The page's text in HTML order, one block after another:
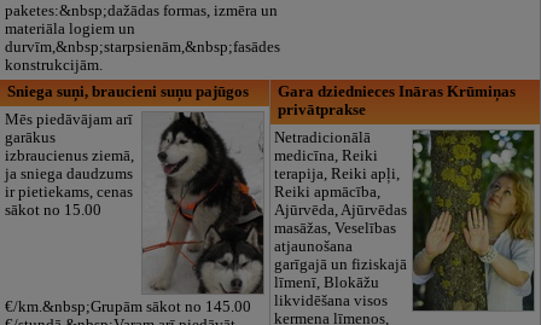
paketes:&nbsp;dažādas formas, izmēra un
materiāla logiem un
durvīm,&nbsp;starpsienām,&nbsp;fasādes
konstrukcijām.
Sniega suņi, braucieni suņu pajūgos
Mēs piedāvājam arī
garākus
izbraucienus ziemā,
ja sniega daudzums
ir pietiekams, cenas
sākot no 15.00
€/km.&nbsp;Grupām sākot no 145.00
Gara dziednieces Ināras Krūmiņas
privātprakse
Netradicionālā
medicīna, Reiki
terapija, Reiki apļi,
Reiki apmācība,
Ajūrvēda, Ajūrvēdas
masāžas, Veselības
atjaunošana
garīgajā un fiziskajā
līmenī, Blokāžu
likvidēšana visos
ķermeņa līmeņos,